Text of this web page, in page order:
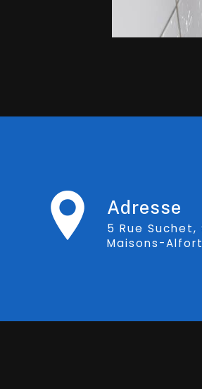
Adresse
5 Rue Suchet, 94700
Maisons-Alfort